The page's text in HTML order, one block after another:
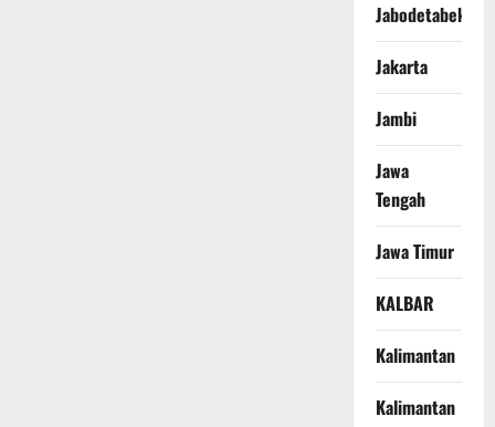
Jabodetabek
Jakarta
Jambi
Jawa
Tengah
Jawa Timur
KALBAR
Kalimantan
Kalimantan